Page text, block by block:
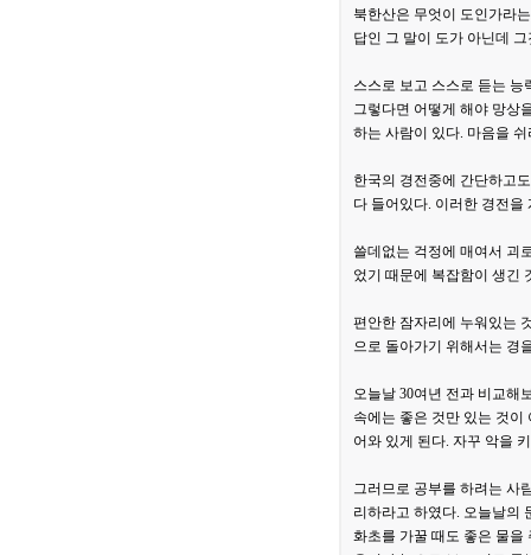
북한산은 무엇이 도인가라
답인 그 말이 도가 아닌데
스스로 보고 스스로 듣는
그렇다면 어떻게 해야 망상
하는 사람이 있다. 마음을
한국의 경전중에 간단하고
다 들어있다. 이러한 경전을
쓸데없는 걱정에 매여서 괴
었기 때문에 복잡함이 생긴
편안한 잠자리에 누워있는
으로 돌아가기 위해서는 경
오늘날 30여년 전과 비교해
속에는 좋은 것만 있는 것
어와 있게 된다. 자꾸 악을
그러므로 공부를 하려는 사
리하라고 하였다. 오늘날의
화초를 가꿀 때도 좋은 물을